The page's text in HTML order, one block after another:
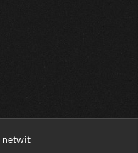
netwit